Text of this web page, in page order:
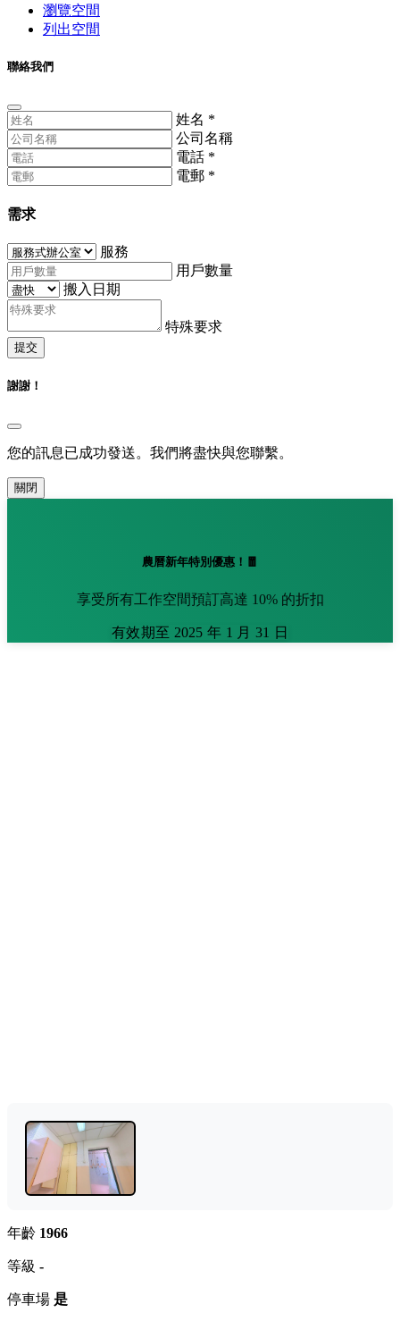
瀏覽空間
列出空間
聯絡我們
姓名 *
公司名稱
電話 *
電郵 *
需求
服務
用戶數量
搬入日期
特殊要求
提交
謝謝！
您的訊息已成功發送。我們將盡快與您聯繫。
關閉
農曆新年特別優惠！🧧
享受所有工作空間預訂高達 10% 的折扣
有效期至 2025 年 1 月 31 日
年齡 1966
等級 -
停車場 是